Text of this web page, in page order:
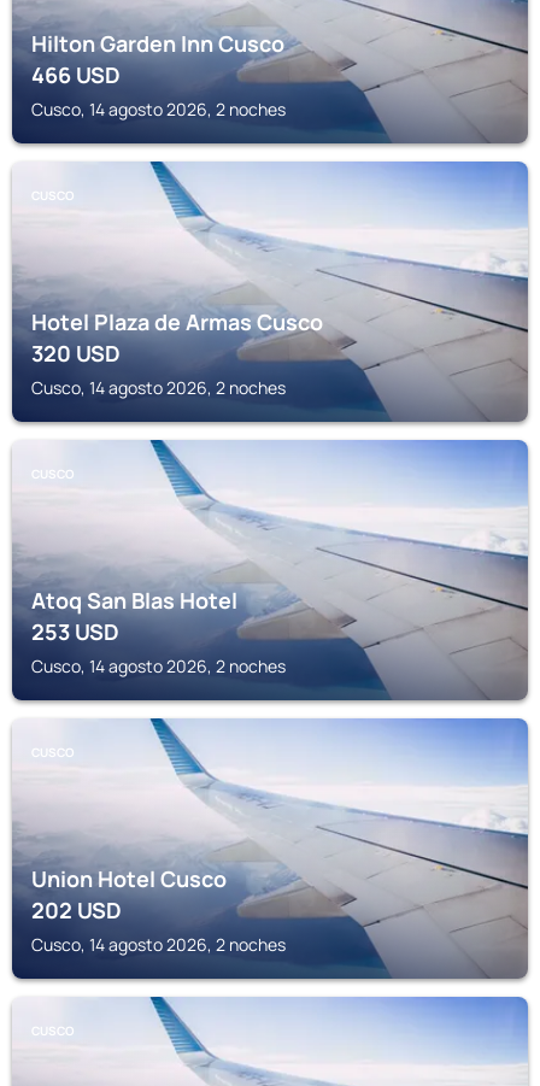
Hilton Garden Inn Cusco
466USD
Cusco, 14 agosto 2026, 2 noches
CUSCO
Hotel Plaza de Armas Cusco
320USD
Cusco, 14 agosto 2026, 2 noches
CUSCO
Atoq San Blas Hotel
253USD
Cusco, 14 agosto 2026, 2 noches
CUSCO
Union Hotel Cusco
202USD
Cusco, 14 agosto 2026, 2 noches
CUSCO